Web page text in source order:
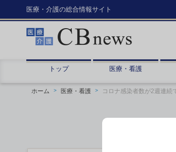
医療・介護の総合情報サイト
トップ 医療・看護
ホーム 医療・看護 コロナ感染者数が2週連続